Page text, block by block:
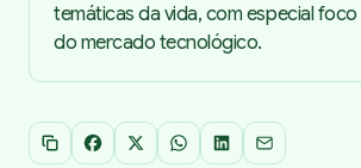
temáticas da vida, com especial
do mercado tecnológico.
Copiar link
Facebook
X WhatsApp
LinkedInEmail